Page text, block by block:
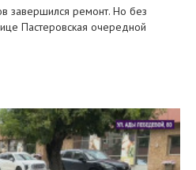
завершился ремонт. Но без
Пастеровская очередной